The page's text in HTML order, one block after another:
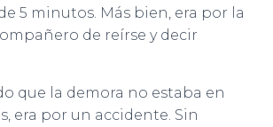
5 minutos. Más bien, era por la
de reírse y decir
que la demora no estaba en
era por un accidente. Sin